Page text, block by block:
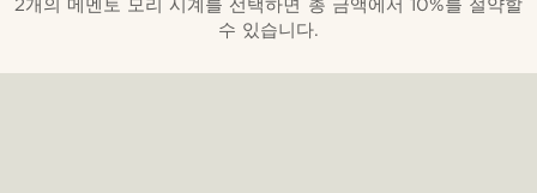
2개의 메멘토 모리 시계를 선택하면 총 금액에서 10%를 절약할
수 있습니다.